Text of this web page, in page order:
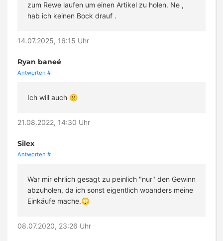
zum Rewe laufen um einen Artikel zu holen. Ne ,
hab ich keinen Bock drauf .
14.07.2025, 16:15 Uhr
Ryan baneé
Antworten #
Ich will auch 🙁
21.08.2022, 14:30 Uhr
Silex
Antworten #
War mir ehrlich gesagt zu peinlich "nur" den Gewinn
abzuholen, da ich sonst eigentlich woanders meine
Einkäufe mache.😳
08.07.2020, 23:26 Uhr